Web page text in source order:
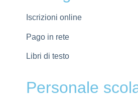
Iscrizioni online
Pago in rete
Libri di testo
Personale